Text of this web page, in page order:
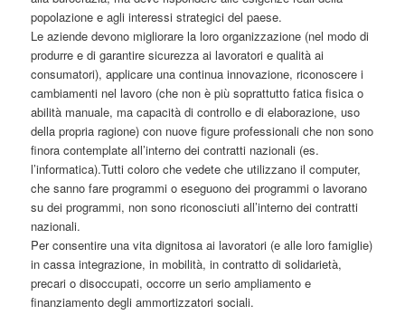
popolazione e agli interessi strategici del paese.
Le aziende devono migliorare la loro organizzazione (nel modo di
produrre e di garantire sicurezza ai lavoratori e qualità ai
consumatori), applicare una continua innovazione, riconoscere i
cambiamenti nel lavoro (che non è più soprattutto fatica fisica o
abilità manuale, ma capacità di controllo e di elaborazione, uso
della propria ragione) con nuove figure professionali che non sono
finora contemplate all’interno dei contratti nazionali (es.
l’informatica).Tutti coloro che vedete che utilizzano il computer,
che sanno fare programmi o eseguono dei programmi o lavorano
su dei programmi, non sono riconosciuti all’interno dei contratti
nazionali.
Per consentire una vita dignitosa ai lavoratori (e alle loro famiglie)
in cassa integrazione, in mobilità, in contratto di solidarietà,
precari o disoccupati, occorre un serio ampliamento e
finanziamento degli ammortizzatori sociali.